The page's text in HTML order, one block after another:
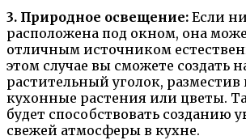
3. Природное освещение: Если
расположена под окном, она
отличным источником
этом случае вы сможете создать
растительный уголок, разместив
кухонные растения или цветы.
будет способствовать созданию
свежей атмосферы в кухне.